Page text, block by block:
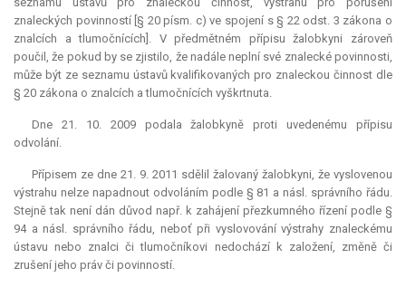
znaleckých povinností [§ 20 písm. c) ve spojení s § 22 odst. 3 zákona o
znalcích a tlumočnících]. V předmětném přípisu žalobkyni zároveň
poučil, že pokud by se zjistilo, že nadále neplní své znalecké povinnosti,
může být ze seznamu ústavů kvalifikovaných pro znaleckou činnost dle
§ 20 zákona o znalcích a tlumočnících vyškrtnuta.
Dne 21. 10. 2009 podala žalobkyně proti uvedenému přípisu
odvolání.
Přípisem ze dne 21. 9. 2011 sdělil žalovaný žalobkyni, že vyslovenou
výstrahu nelze napadnout odvoláním podle § 81 a násl. správního řádu.
Stejně tak není dán důvod např. k zahájení přezkumného řízení podle §
94 a násl. správního řádu, neboť při vyslovování výstrahy znaleckému
ústavu nebo znalci či tlumočníkovi nedochází k založení, změně či
zrušení jeho práv či povinností.